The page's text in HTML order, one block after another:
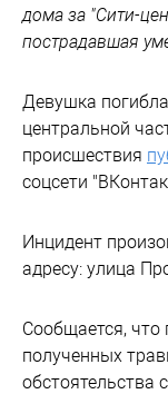
дома за "Сити-
пострадавшая
Девушка
центральной
происшествия
соцсети
Инцидент
адресу: улица
Сообщается,
полученных
обстоятельства